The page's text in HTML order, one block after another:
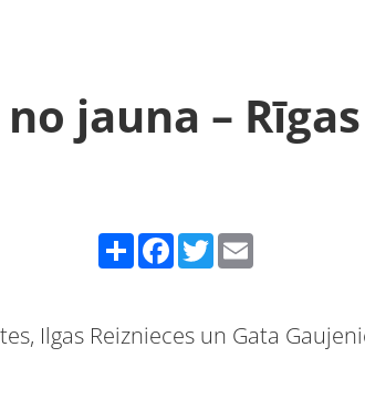
jauna –
Share FacebookTwitter
Ilgas Reiznieces un Gata